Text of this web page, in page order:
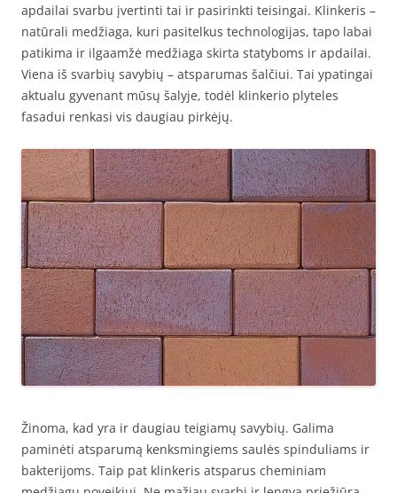
apdailai svarbu įvertinti tai ir pasirinkti teisingai. Klinkeris –
natūrali medžiaga, kuri pasitelkus technologijas, tapo labai
patikima ir ilgaamžė medžiaga skirta statyboms ir apdailai.
Viena iš svarbių savybių – atsparumas šalčiui. Tai ypatingai
aktualu gyvenant mūsų šalyje, todėl klinkerio plyteles
fasadui renkasi vis daugiau pirkėjų.
Žinoma, kad yra ir daugiau teigiamų savybių. Galima
paminėti atsparumą kenksmingiems saulės spinduliams ir
bakterijoms. Taip pat klinkeris atsparus cheminiam